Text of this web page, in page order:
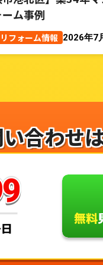
ム事例
フォーム情報 2026年7
合わせ